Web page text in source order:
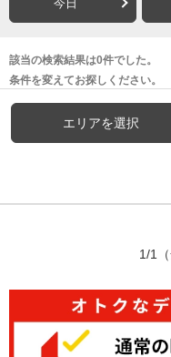
今日
該当の検索結果は0件でした。
条件を変えてお探しください。
エリアを選択
1/1